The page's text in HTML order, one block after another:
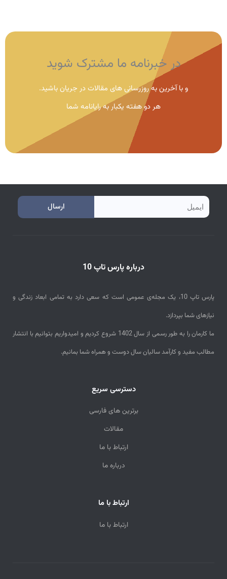
در خبرنامه ما مشترک شوید
و با آخرین به روزرسانی های مقالات در جریان باشید.
هر دو هفته یکبار به رایانامه شما
e
ارسال
درباره پارس تاپ 10
پارس تاپ 10، یک مجله‌ی عمومی است که سعی دارد به تمامی ابعاد زندگی و
نیازهای شما بپردازد.
ما کارمان را به طور رسمی از سال 1402 شروع کردیم و امیدواریم بتوانیم با انتشار
مطالب مفید و کارآمد سالیان سال دوست و همراه شما بمانیم.
دسترسی سریع
برترین های فارسی
مقالات
ارتباط با ما
درباره ما
ارتباط با ما
ارتباط با ما